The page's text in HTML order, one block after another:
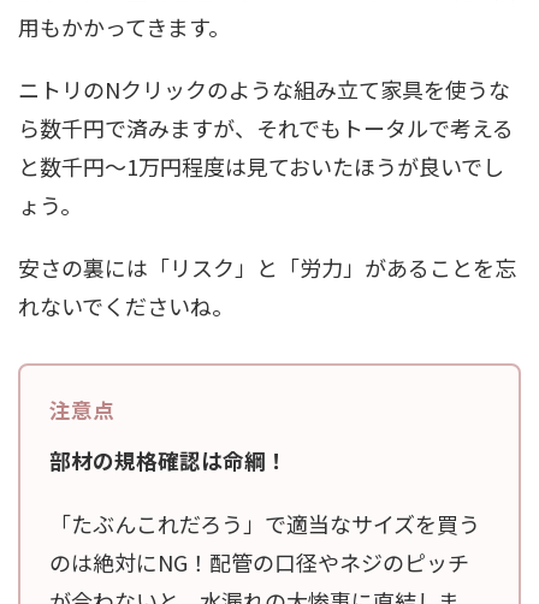
用もかかってきます。
ニトリのNクリックのような組み立て家具を使うな
ら数千円で済みますが、それでもトータルで考える
と数千円〜1万円程度は見ておいたほうが良いでし
ょう。
安さの裏には「リスク」と「労力」があることを忘
れないでくださいね。
部材の規格確認は命綱！
「たぶんこれだろう」で適当なサイズを買う
のは絶対にNG！配管の口径やネジのピッチ